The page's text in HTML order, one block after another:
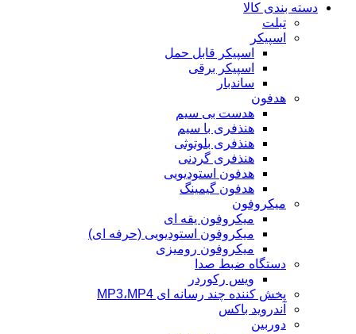
دسته بندی کالا
تبلت
اسپیکر
اسپیکر قابل حمل
اسپیکر برقی
ساندبار
هدفون
هدست بی سیم
هنذفری با سیم
هنذفری بلوتوثی
هنذفری گردنی
هدفون استودیویی
هدفون گیمینگ
میکروفون
میکروفون یقه ای
میکروفون استودیویی (حرفه ای)
میکروفون رومیزی
دستگاه ضبط صدا
ویس رکوردر
پخش کننده چند رسانه ای MP3،MP4
آندروید باکس
دوربین